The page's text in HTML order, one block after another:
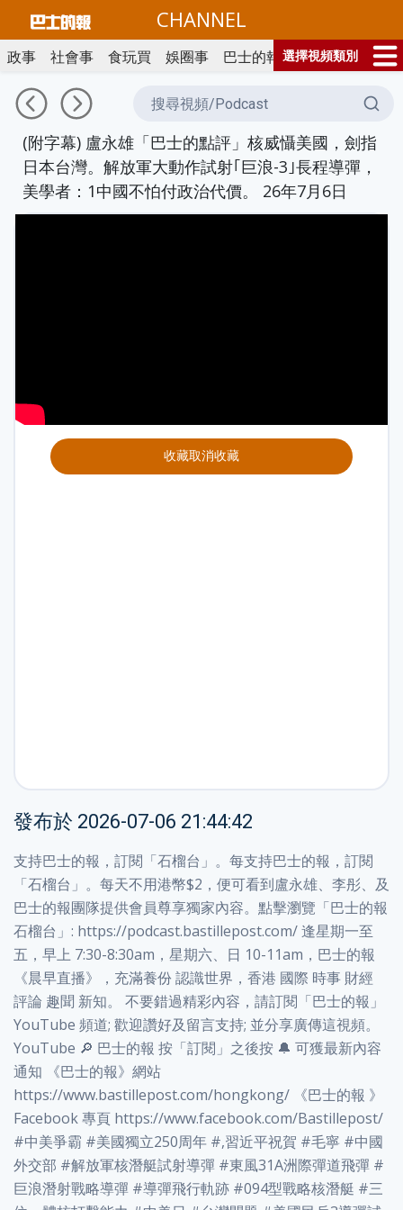
CHANNEL
政事 社會事 食玩買 娛圈事 巴士的報CHANNEL
選擇視頻類別
(附字幕) 盧永雄「巴士的點評」核威懾美國，劍指
日本台灣。解放軍大動作試射｢巨浪-3｣長程導彈，
美學者：1中國不怕付政治代價。 26年7月6日
收藏取消收藏
發布於 2026-07-06 21:44:42
支持巴士的報，訂閱「石榴台」。每支持巴士的報，訂閱
「石榴台」。每天不用港幣$2，便可看到盧永雄、李彤、及
巴士的報團隊提供會員尊享獨家內容。點擊瀏覽「巴士的報
石榴台」: https://podcast.bastillepost.com/ 逢星期一至
五，早上 7:30-8:30am，星期六、日 10-11am，巴士的報
《晨早直播》，充滿養份 認識世界，香港 國際 時事 財經
評論 趣聞 新知。 不要錯過精彩內容，請訂閱「巴士的報」
YouTube 頻道; 歡迎讚好及留言支持; 並分享廣傳這視頻。
YouTube 🔎 巴士的報 按「訂閱」之後按 🔔 可獲最新內容
通知 《巴士的報》網站
https://www.bastillepost.com/hongkong/ 《巴士的報 》
Facebook 專頁 https://www.facebook.com/Bastillepost/
#中美爭霸 #美國獨立250周年 #,習近平祝賀 #毛寧 #中國
外交部 #解放軍核潛艇試射導彈 #東風31A洲際彈道飛彈 #
巨浪潛射戰略導彈 #導彈飛行軌跡 #094型戰略核潛艇 #三